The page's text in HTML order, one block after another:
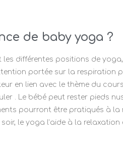
de baby yoga ?
différentes positions de yoga,
portée sur la respiration
en lien avec le thème du
. Le bébé peut rester pieds
pourront être pratiqués à
le yoga l’aide à la